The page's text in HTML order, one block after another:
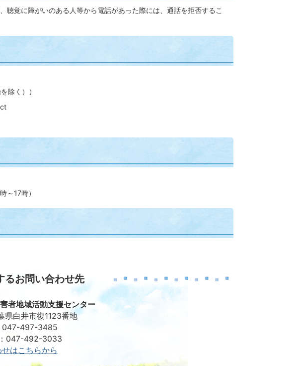
覚に障がいのある人等から電話があった際には、通話を拒否するこ
除く））
～17時）
るお問い合わせ先
者地域活動支援センター
県白井市復1123番地
047-497-3485
047-492-3033
はこちらから